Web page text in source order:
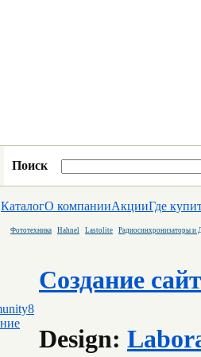
Поиск
КаталогО компанииАкцииГде
Фототехника Hahnel Lastolite Радиосинхронизаторы и
Создание
Design: